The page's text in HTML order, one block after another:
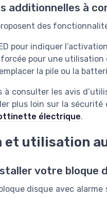
additionnelles à
des
pour indiquer
pour une utilisation
la pile ou la
à consulter les avis
plus loin sur la
électrique.
et utilisation
votre bloque
disque avec